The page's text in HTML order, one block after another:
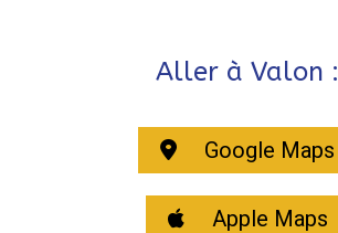
Aller à Valon :
Google Maps
Apple Maps